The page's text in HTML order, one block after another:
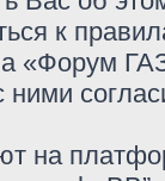
к
«Форум
на